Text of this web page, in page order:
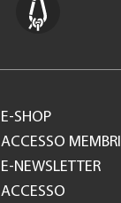
E-SHOP
ACCESSO MEMBRI
E-NEWSLETTER
ACCESSO